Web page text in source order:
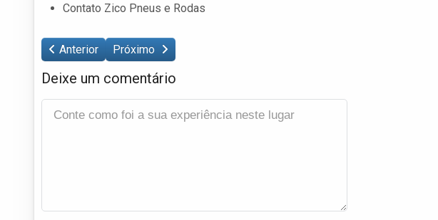
Contato Zico Pneus e Rodas
Anterior Próximo
Deixe um comentário